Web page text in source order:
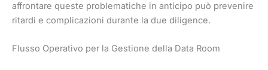
affrontare queste problematiche in anticipo può prevenire
ritardi e complicazioni durante la due diligence.
Flusso Operativo per la Gestione della Data Room